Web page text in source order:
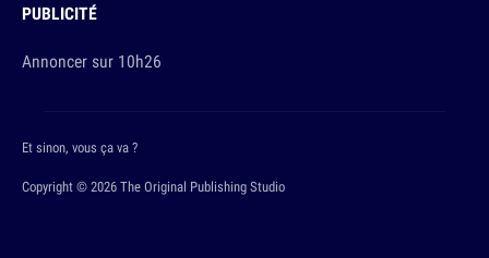
PUBLICITÉ
Annoncer sur 10h26
Copyright © 2026 The Original Publishing Studio
Et sinon, vous ça va ?